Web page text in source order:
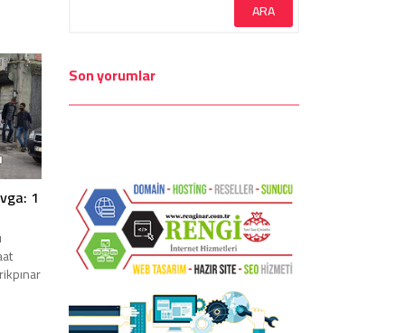
1
Son yorumlar